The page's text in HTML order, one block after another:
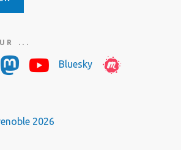
...
Bluesky
2026